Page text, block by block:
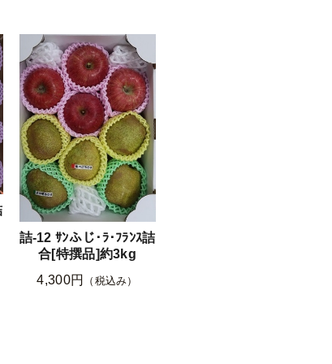
詰-12 ｻﾝふじ･ﾗ･ﾌﾗﾝｽ詰
合[特撰品]約3kg
4,300円
（税込み）